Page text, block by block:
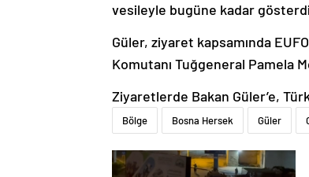
vesileyle bugüne kadar
Güler, ziyaret kapsamında
Komutanı Tuğgeneral Pamela
Ziyaretlerde Bakan Güler’e,
Bölge Bosna Hersek Güler